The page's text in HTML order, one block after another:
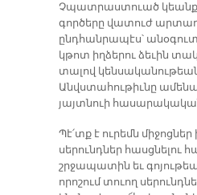
Չպատրաստուած
գործերը վատուժ
ընդհանրապէս՝
կթոտ իղձերու ձեւին
տալով
Անվստահութիւնը
յայտնուի
Պէ՛տք է ուրեմն
սերունդներ հասցնելու
շրջապատին եւ
որոշում տուող